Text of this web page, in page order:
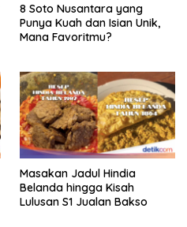
8 Soto Nusantara yang
Punya Kuah dan Isian Unik,
Mana Favoritmu?
Masakan Jadul Hindia
Belanda hingga Kisah
Lulusan S1 Jualan Bakso